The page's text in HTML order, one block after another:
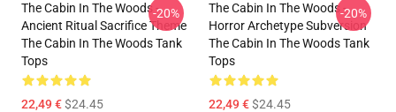
The Cabin In The Woods -
Ancient Ritual Sacrifice Theme
The Cabin In The Woods Tank
Tops
22,49 €$24.45
-20%
The Cabin In The Woods -
Horror Archetype Subversion
The Cabin In The Woods Tank
Tops
22,49 €$24.45
-20%